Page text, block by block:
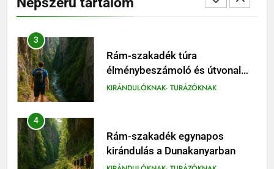
látogatóknak
KIRÁNDULÓKNAK- TURÁZÓKNAK
3
Rám-szakadék túra
élménybeszámoló és útvonal
tippek
KIRÁNDULÓKNAK- TURÁZÓKNAK
4
Rám-szakadék egynapos
kirándulás a Dunakanyarban